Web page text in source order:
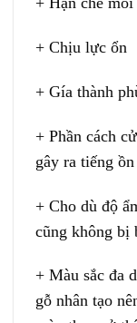
+ Chịu lực ổn
+ Gía thành
+ Phần cách
gây ra tiếng
+ Cho dù độ
cũng không bị
+ Màu sắc đa
gỗ nhân tạo